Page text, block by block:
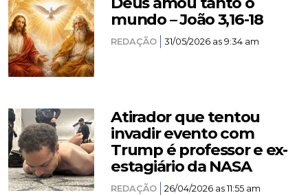
mundo – João 3,16-18
REDAÇÃO 31/05/2026 as 9:34 am
Atirador que tentou
invadir evento com
Trump é professor e ex-
estagiário da NASA
REDAÇÃO 26/04/2026 as 11:55 am